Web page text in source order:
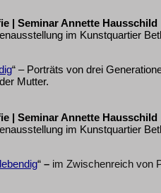
| Seminar Annette Hausschild
im Kunstquartier
“ – Porträts von drei
Mutter.
| Seminar Annette Hausschild
im Kunstquartier
“ – im Zwischenreich von